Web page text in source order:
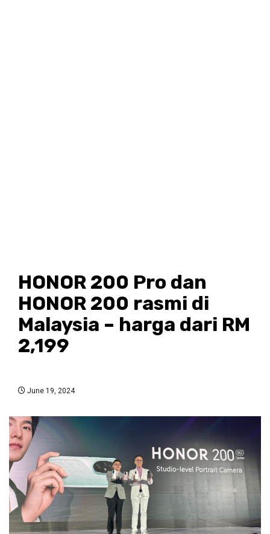
HONOR 200 Pro dan
HONOR 200 rasmi di
Malaysia – harga dari RM
2,199
June 19, 2024